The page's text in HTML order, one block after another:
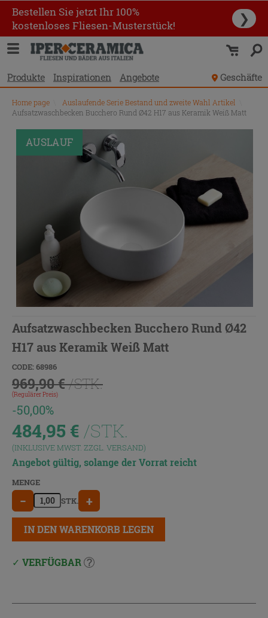
Bestellen Sie jetzt Ihr 100%
kostenloses Fliesen-Musterstück!
❯
Produkte Inspirationen Angebote Geschäfte
Home page Auslaufende Serie Bestand und zweite Wahl Artikel
Aufsatzwaschbecken Bucchero Rund Ø42 H17 aus Keramik Weiß Matt
PROMO
AUSLAUF
Aufsatzwaschbecken Bucchero Rund Ø42
H17 aus Keramik Weiß Matt
CODE: 68986
969,90 €/STK.
(Regulärer Preis)
-50,00%
484,95 € /STK.
(INKLUSIVE MWST. ZZGL. VERSAND)
Angebot gültig, solange der Vorrat reicht
MENGE
− STK. +
IN DEN WARENKORB LEGEN
VERFÜGBAR